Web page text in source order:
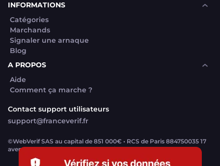
INFORMATIONS
Catégories
Marchands
Signaler une arnaque
Blog
A PROPOS
Aide
Comment ça marche ?
Contact support utilisateurs
support@franceverif.fr
©WebVerif SAS au capital de 851 000€ • RCS de Paris 884750035 17
avenue Jean Moulin, 93100 Montreuil, France